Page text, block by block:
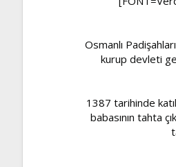
Osmanlı
kurup devleti
1387 tarihinde
babasının tahta